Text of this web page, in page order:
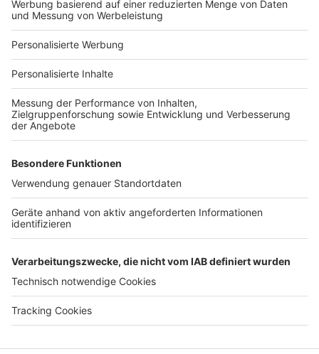
Bauprojekt-Profil
Für Unternehmen
Ihre Baufirma auf bauen.de
Kostenloses Infogespräch